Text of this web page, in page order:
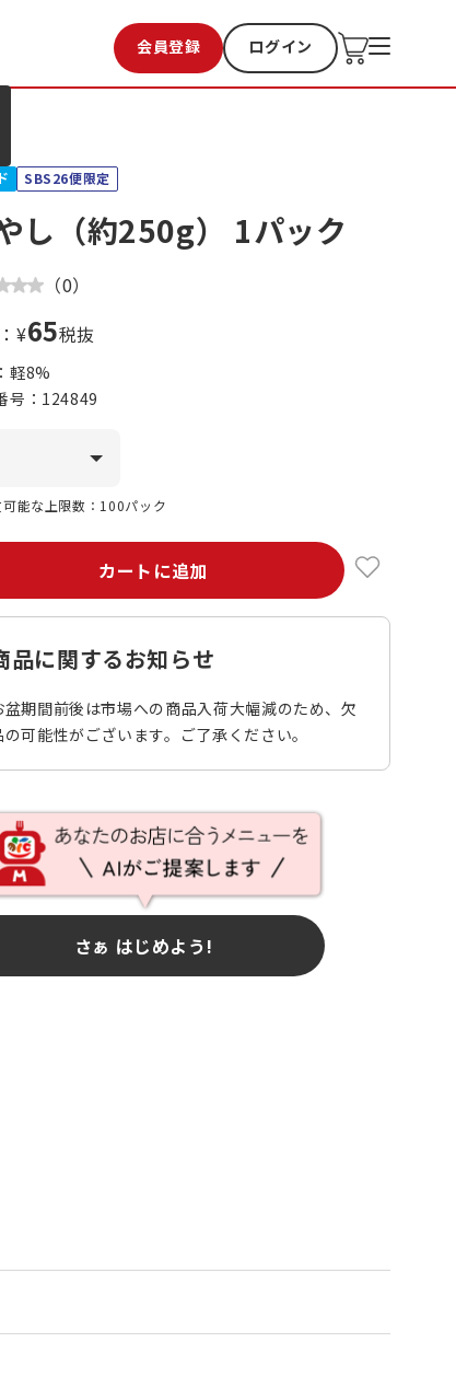
会員登録 ログイン
お気に入り 過去購入
SBS26便限定
し（約250g） 1パック
（0）
¥65税抜
軽8%
号： 124849
能な上限数：100パック
カートに追加
品に関するお知らせ
盆期間前後は市場への商品入荷大幅減のため、欠
の可能性がございます。ご了承ください。
さぁ はじめよう!